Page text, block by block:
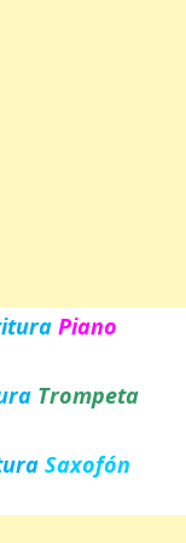
Piano
Trompeta
Saxofón